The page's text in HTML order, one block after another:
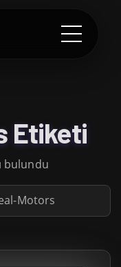
Etiketi
bulundu
Motors